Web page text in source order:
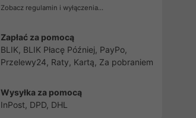
Zobacz regulamin i wyłączenia...
Zapłać za pomocą
BLIK, BLIK Płacę Później, PayPo,
Przelewy24, Raty, Kartą, Za pobraniem
Wysyłka za pomocą
InPost, DPD, DHL